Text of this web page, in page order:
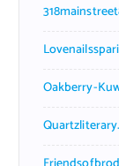
Oakberry-